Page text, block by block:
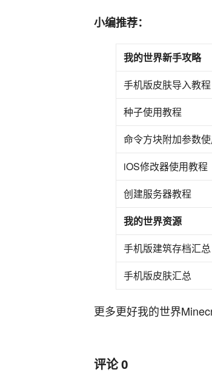
小编推荐：
我的世界新手攻略
手机版皮肤导入教程
种子使用教程
命令方块附加参数
iOS修改器使用教程
创建服务器教程
我的世界资源
手机版建筑存档汇总
手机版皮肤汇总
更多更好我的世界
评论0